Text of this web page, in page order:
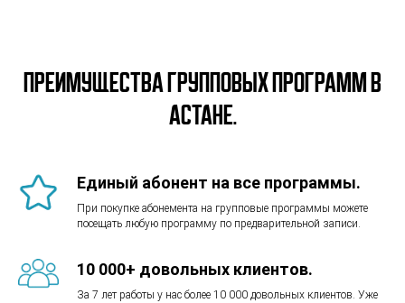
Преимущества групповых программ в
Астане.
Единый абонент на все программы.
При покупке абонемента на групповые программы можете
посещать любую программу по предварительной записи.
10 000+ довольных клиентов.
За 7 лет работы у нас более 10 000 довольных клиентов. Уже